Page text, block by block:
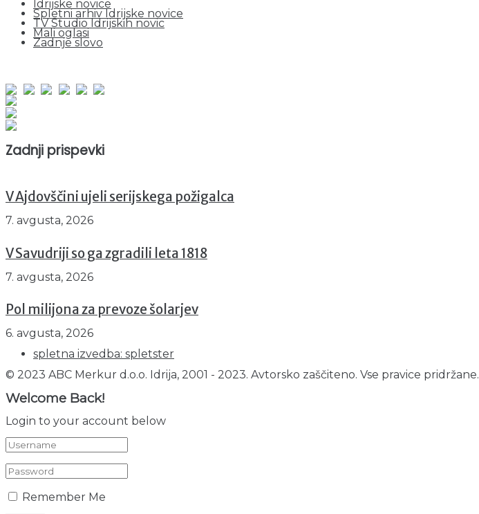
Idrijske novice
Spletni arhiv Idrijske novice
TV Studio Idrijskih novic
Mali oglasi
Zadnje slovo
Zadnji prispevki
V Ajdovščini ujeli serijskega požigalca
7. avgusta, 2026
V Savudriji so ga zgradili leta 1818
7. avgusta, 2026
Pol milijona za prevoze šolarjev
6. avgusta, 2026
spletna izvedba: spletster
© 2023 ABC Merkur d.o.o. Idrija, 2001 - 2023. Avtorsko zaščiteno. Vse pravice pridržane.
Welcome Back!
Login to your account below
Remember Me